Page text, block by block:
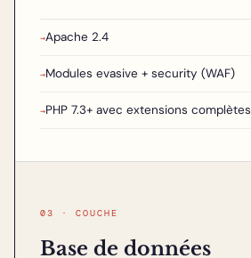
→Apache 2.4
→Modules evasive + security (WAF)
→PHP 7.3+ avec extensions complètes
03 · COUCHE
Base de données